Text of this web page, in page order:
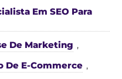
Em SEO Para
De Marketing ,
De E-Commerce ,